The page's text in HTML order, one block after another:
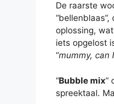
De raarste
oplossing,
iets opgelost
“mummy, can
“Bubble mix”
spreektaal.